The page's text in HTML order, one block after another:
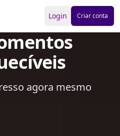
Login Criar conta